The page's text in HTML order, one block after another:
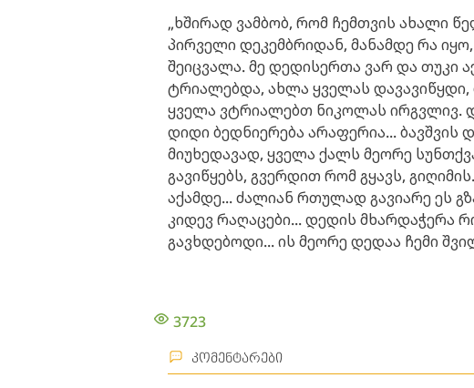
„ხშირად ვამბობ, რომ ჩემთვის ახალი
პირველი დეკემბრიდან, მანამდე რა
შეიცვალა. მე დედისერთა ვარ და თუკი
ტრიალებდა, ახლა ყველას დავავიწყდი,
ყველა ვტრიალებთ ნიკოლას ირგვლივ.
დიდი ბედნიერება არაფერია... ბავშვის
მიუხედავად, ყველა ქალს მეორე
გავიწყებს, გვერდით რომ გყავს,
აქამდე... ძალიან რთულად გავიარე ეს
კიდევ რაღაცები... დედის მხარდაჭერა
გავხდებოდი... ის მეორე დედაა ჩემი
3723
კომენტარები